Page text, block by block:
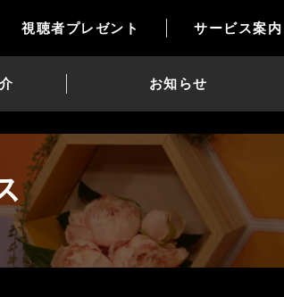
視聴者プレゼント サービス案内
お知らせ